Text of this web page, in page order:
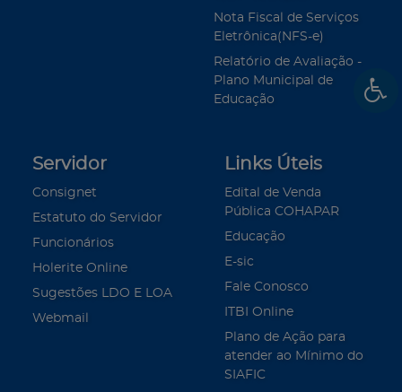
Nota Fiscal de Serviços
Eletrônica(NFS-e)
Relatório de Avaliação -
Plano Municipal de
Educação
Servidor
Consignet
Estatuto do Servidor
Funcionários
Holerite Online
Sugestões LDO E LOA
Webmail
Links Úteis
Edital de Venda
Pública COHAPAR
Educação
E-sic
Fale Conosco
ITBI Online
Plano de Ação para
atender ao Mínimo do
SIAFIC